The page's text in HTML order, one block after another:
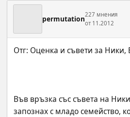
permutation227 мнения
от 11.2012
Във връзка със съвета на
запознах с младо семейство,